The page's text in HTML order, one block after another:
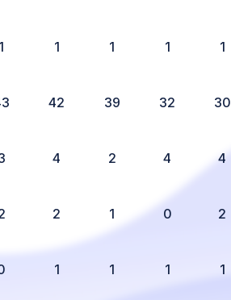
1 1 1 1 1
42 39 32 30
4 2 4 4
2 1 0 2
1 1 1 1